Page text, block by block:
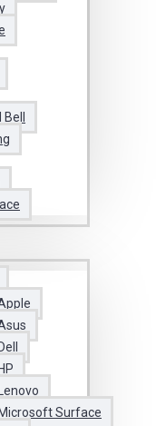
Surface